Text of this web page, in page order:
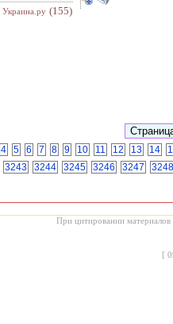
Украина.ру (155)
4 5 6 7 8 9 10 11 12 13 14
3243 3244 3245 3246 3247 3248
При цитировании материалов
[